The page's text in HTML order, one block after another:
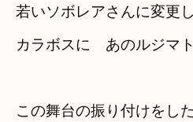
若いソボレアさんに変更し
カラボスに　あのルジマ
この舞台の振り付けをした